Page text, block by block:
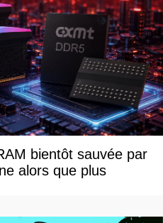
bientôt sauvée par
alors que plus